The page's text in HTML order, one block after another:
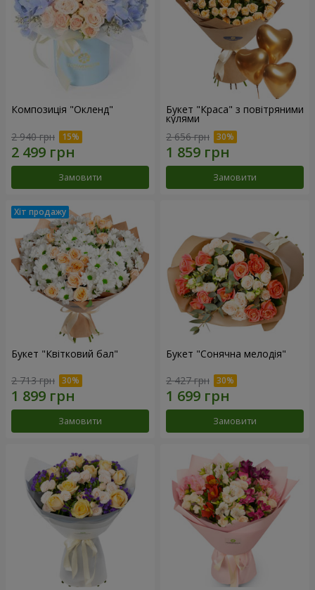
Композиція "Окленд"
2 940 грн
Замовити
Букет "Краса" з повітряними
кулями
2 656 грн
Замовити
Букет "Квітковий бал"
2 713 грн
Замовити
Букет "Сонячна мелодія"
2 427 грн
Замовити